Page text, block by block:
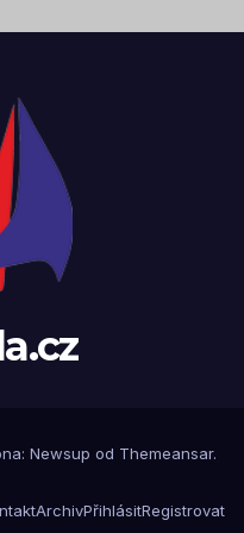
Newsup od Themeansar.
ArchivPřihlásitRegistrovat